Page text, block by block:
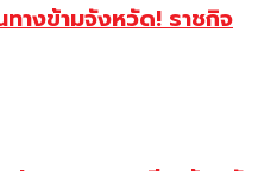
ทางข้ามจังหวัด! ราชกิจ